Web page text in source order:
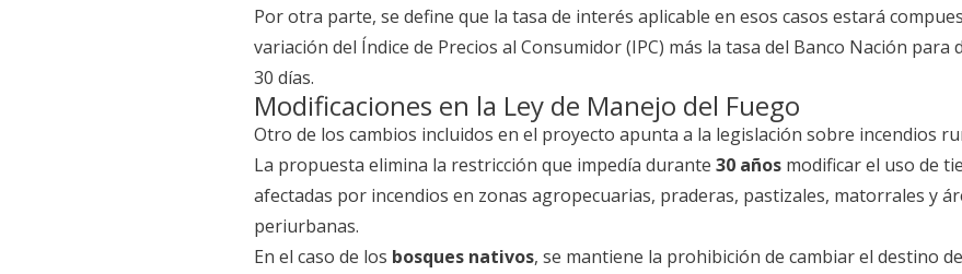
Por otra parte, se define que la tasa de interés aplicable en esos casos estará
variación del Índice de Precios al Consumidor (IPC) más la tasa del Banco Nación para
30 días.
Modificaciones en la Ley de Manejo del Fuego
Otro de los cambios incluidos en el proyecto apunta a la legislación sobre incendios
La propuesta elimina la restricción que impedía durante 30 añosmodificar el uso de
afectadas por incendios en zonas agropecuarias, praderas, pastizales, matorrales y
periurbanas.
En el caso de los bosques nativos, se mantiene la prohibición de cambiar el destino